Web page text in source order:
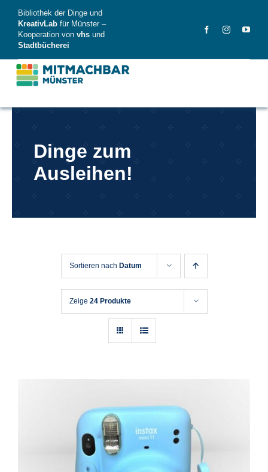
content
Bibliothek der Dinge und
KreativLab für Münster –
Kooperation von vhs und
Stadtbücherei
DingeDinge zum
Ausleihen!
Sortieren nach Datum
Zeige 24 Produkte